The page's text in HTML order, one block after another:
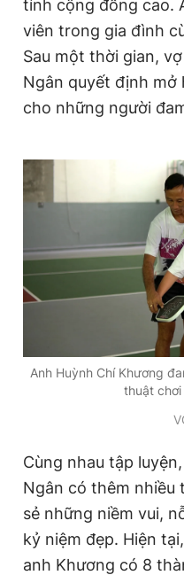
tính cộng đồng cao.
viên trong gia đình
Sau một thời gian,
Ngân quyết định mở
cho những người
Anh Huỳnh Chí Khương
thuật
Cùng nhau tập
Ngân có thêm nhiều
sẻ những niềm vui,
kỷ niệm đẹp. Hiện
anh Khương có 8